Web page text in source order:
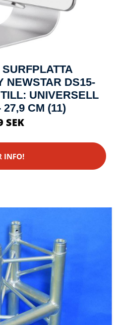
NEWSTAR DS15-
UNIVERSELL
27,9 CM (11)
SEK
INFO!